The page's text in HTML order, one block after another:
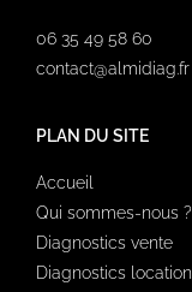
06 35 49 58 60
contact@almidiag.fr
PLAN DU SITE
Accueil
Qui sommes-nous ?
Diagnostics vente
Diagnostics location